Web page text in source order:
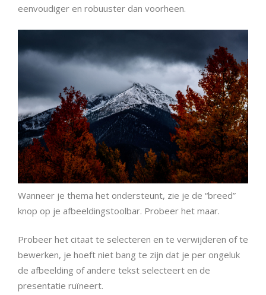
eenvoudiger en robuuster dan voorheen.
Wanneer je thema het ondersteunt, zie je de “breed”
knop op je afbeeldingstoolbar. Probeer het maar.
Probeer het citaat te selecteren en te verwijderen of te
bewerken, je hoeft niet bang te zijn dat je per ongeluk
de afbeelding of andere tekst selecteert en de
presentatie ruïneert.